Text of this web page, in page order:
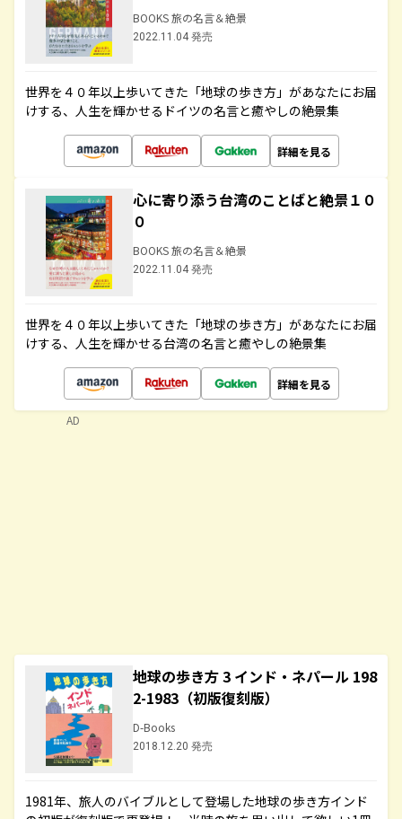
BOOKS 旅の名言＆絶景
2022.11.04 発売
世界を４０年以上歩いてきた「地球の歩き方」があなたにお届
けする、人生を輝かせるドイツの名言と癒やしの絶景集
詳細を見る
心に寄り添う台湾のことばと絶景１０
０
BOOKS 旅の名言＆絶景
2022.11.04 発売
世界を４０年以上歩いてきた「地球の歩き方」があなたにお届
けする、人生を輝かせる台湾の名言と癒やしの絶景集
詳細を見る
地球の歩き方 3 インド・ネパール 198
2-1983（初版復刻版）
D-Books
2018.12.20 発売
1981年、旅人のバイブルとして登場した地球の歩き方インド
AD